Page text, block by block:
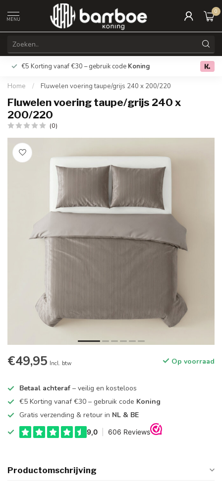
MENU
0
€5 Korting vanaf €30 – gebruik code Koning Gratis
Home / Fluwelen voering taupe/grijs 240 x 200/220
Fluwelen voering taupe/grijs 240 x
200/220
(0)
€49,95 Incl. btw Op voorraad
Betaal achteraf – veilig en kosteloos
€5 Korting vanaf €30 – gebruik code Koning
Gratis verzending & retour in NL & BE
Productomschrijving